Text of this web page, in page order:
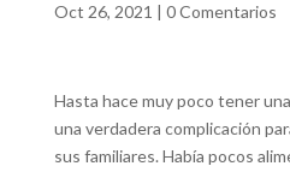
Oct 26, 2021 | 0 Comentarios
Hasta hace muy poco tener
una verdadera complicación
sus familiares. Había pocos